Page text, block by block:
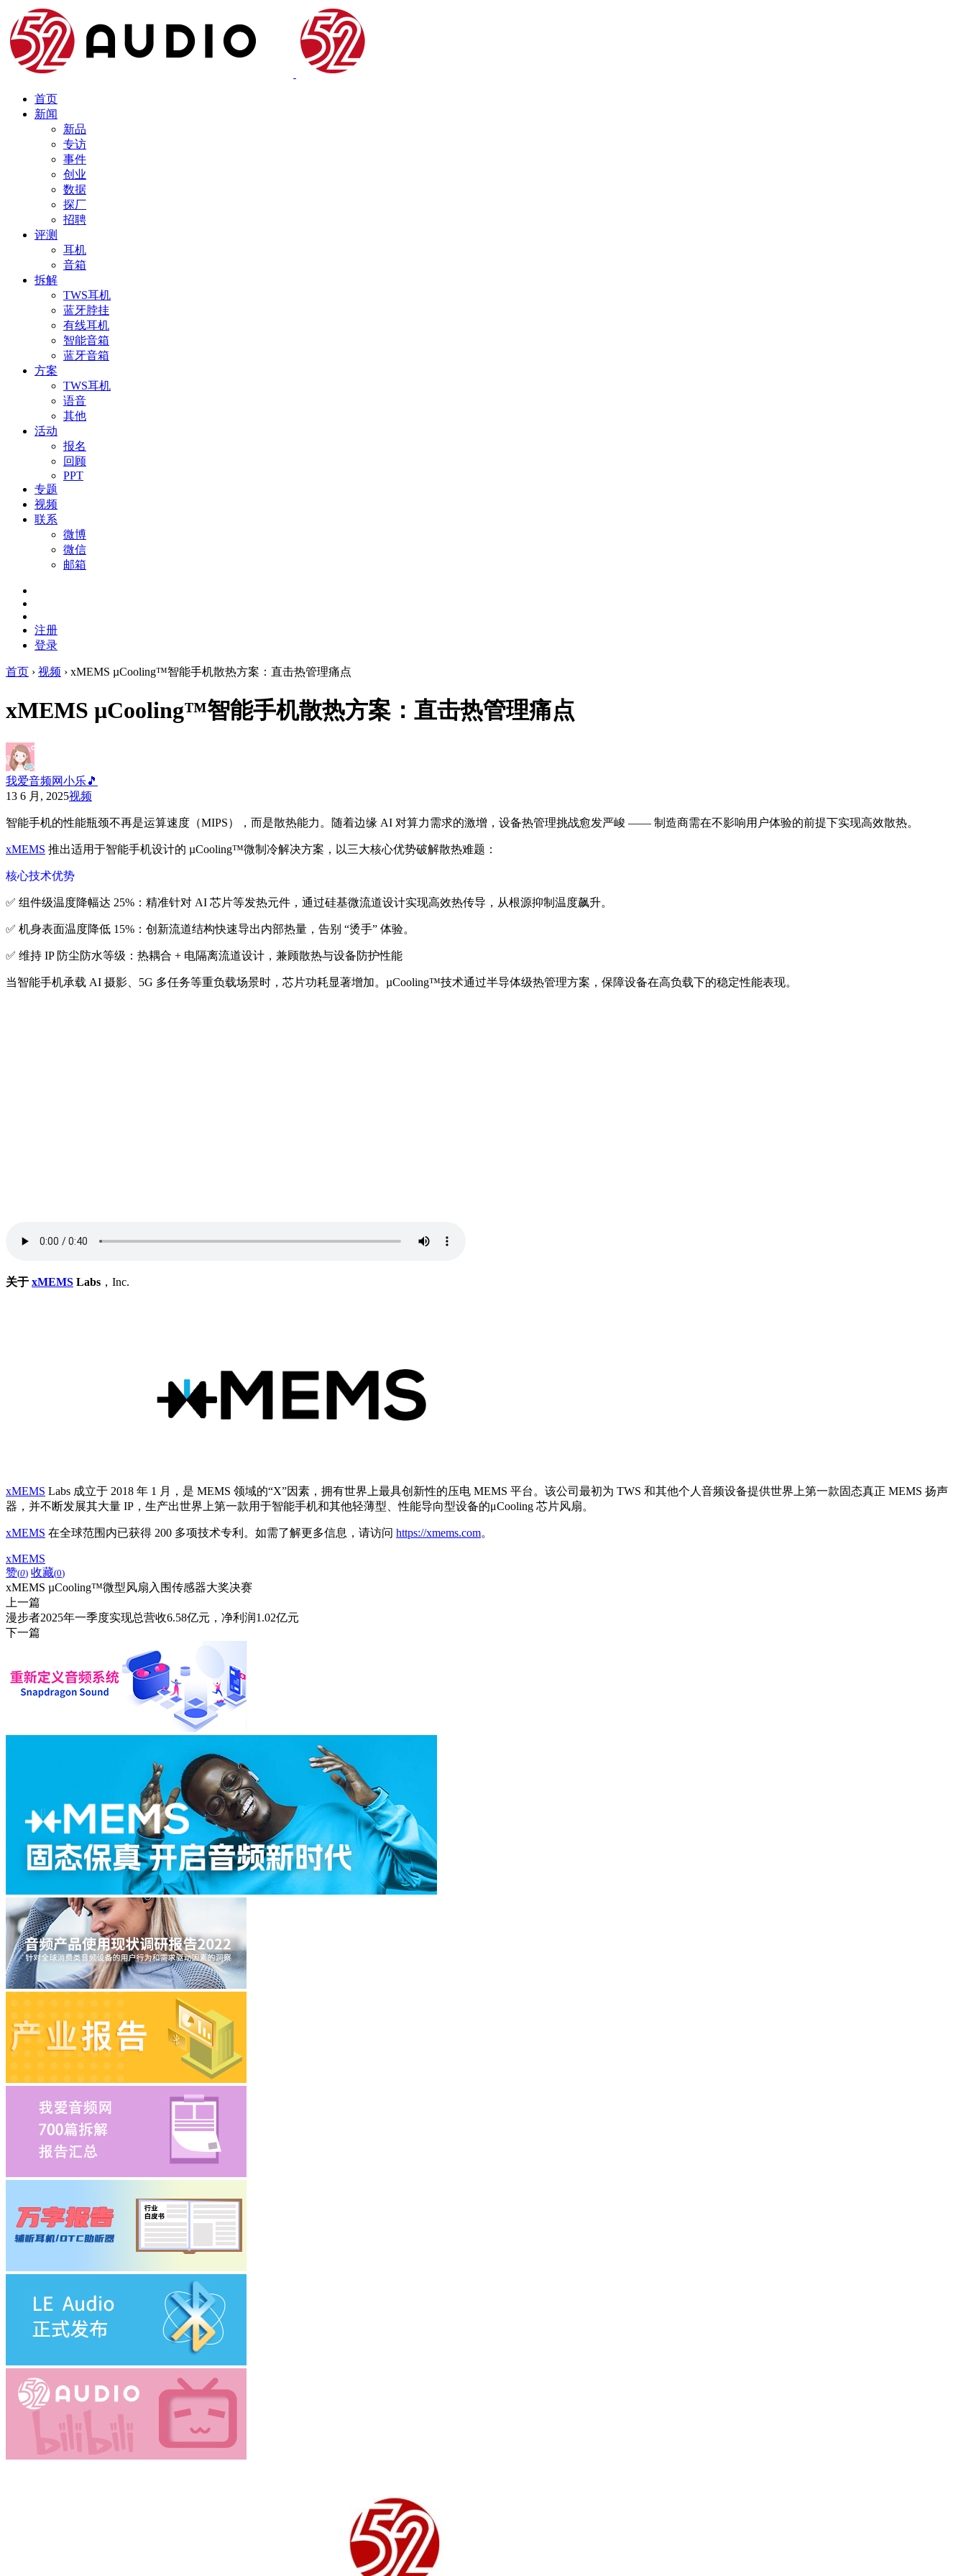
首页
新闻
新品
专访
事件
创业
数据
探厂
招聘
评测
耳机
音箱
拆解
TWS耳机
蓝牙脖挂
有线耳机
智能音箱
蓝牙音箱
方案
TWS耳机
语音
其他
活动
报名
回顾
PPT
专题
视频
联系
微博
微信
邮箱
注册
登录
首页 › 视频 › xMEMS µCooling™智能手机散热方案：直击热管理痛点
xMEMS µCooling™智能手机散热方案：直击热管理痛点
我爱音频网小乐🎵
13 6 月, 2025视频
智能手机的性能瓶颈不再是运算速度（MIPS），而是散热能力。随着边缘 AI 对算力需求的激增，设备热管理挑战愈发严峻 —— 制造商需在不影响用户体验的前提下实现高效散热。
xMEMS 推出适用于智能手机设计的 µCooling™微制冷解决方案，以三大核心优势破解散热难题：
核心技术优势
✅ 组件级温度降幅达 25%：精准针对 AI 芯片等发热元件，通过硅基微流道设计实现高效热传导，从根源抑制温度飙升。
✅ 机身表面温度降低 15%：创新流道结构快速导出内部热量，告别 “烫手” 体验。
✅ 维持 IP 防尘防水等级：热耦合 + 电隔离流道设计，兼顾散热与设备防护性能
当智能手机承载 AI 摄影、5G 多任务等重负载场景时，芯片功耗显著增加。µCooling™技术通过半导体级热管理方案，保障设备在高负载下的稳定性能表现。
关于 xMEMS Labs ，Inc.
xMEMS Labs 成立于 2018 年 1 月，是 MEMS 领域的“X”因素，拥有世界上最具创新性的压电 MEMS 平台。该公司最初为 TWS 和其他个人音频设备提供世界上第一款固态真正 MEMS 扬声
器，并不断发展其大量 IP，生产出世界上第一款用于智能手机和其他轻薄型、性能导向型设备的μCooling 芯片风扇。
xMEMS 在全球范围内已获得 200 多项技术专利。如需了解更多信息，请访问 https://xmems.com。
xMEMS
赞(0) 收藏(0)
xMEMS µCooling™微型风扇入围传感器大奖决赛
上一篇
漫步者2025年一季度实现总营收6.58亿元，净利润1.02亿元
下一篇